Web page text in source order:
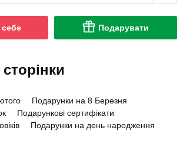
Подарувати
Подарунки на 8 Березня
Подарункові сертифікати
Подарунки на день народження